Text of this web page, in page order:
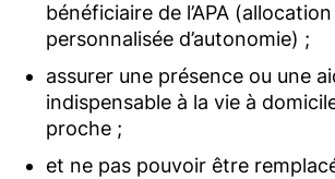
bénéficiaire de l’APA (allocation
personnalisée d’autonomie) ;
assurer une présence ou une
indispensable à la vie à
proche ;
et ne pas pouvoir être